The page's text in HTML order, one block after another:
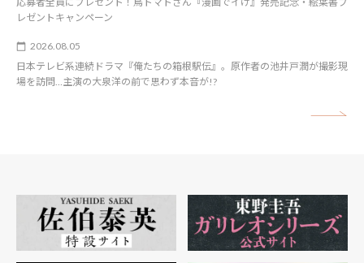
レゼントキャンペーン
2026.08.05
日本テレビ系連続ドラマ『俺たちの箱根駅伝』。原作者の池井戸潤が撮影現
場を訪問…主演の大泉洋の前で思わず本音が!?